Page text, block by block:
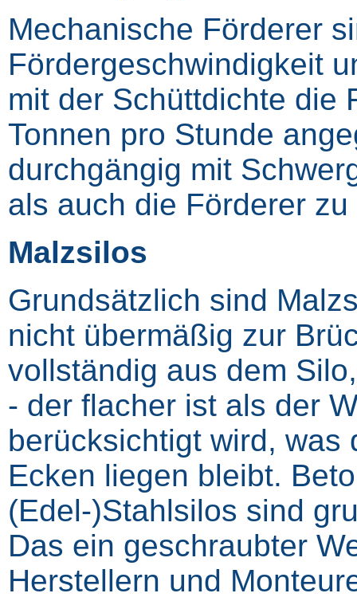
Mechanische Förderer
Fördergeschwindigkeit
mit der Schüttdichte die
Tonnen pro Stunde
durchgängig mit
als auch die Förderer
Malzsilos
Grundsätzlich sind
nicht übermäßig zur
vollständig aus dem
‑ der flacher ist als der
berücksichtigt wird, was
Ecken liegen bleibt.
(Edel-)Stahlsilos sind
Das ein geschraubter
Herstellern und